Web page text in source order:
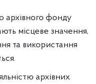
архівного фонду
місцеве значення,
та використання
архівних